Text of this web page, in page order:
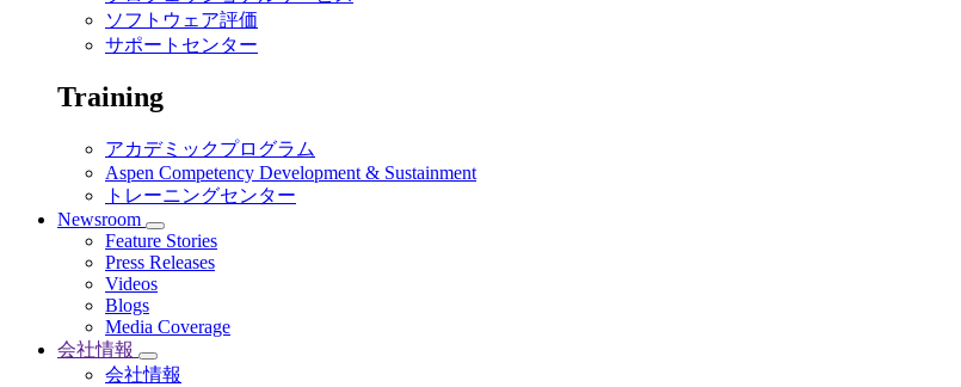
ソフトウェア評価
サポートセンター
Training
アカデミックプログラム
Aspen Competency Development & Sustainment
トレーニングセンター
Newsroom
Feature Stories
Press Releases
Videos
Blogs
Media Coverage
会社情報
会社情報